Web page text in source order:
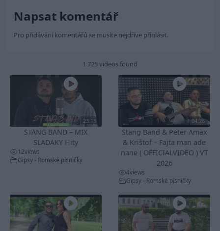
Napsat komentář
Pro přidávání komentářů se musíte nejdříve přihlásit.
1 725 videos found
23:15
STANG BAND – MIX
SLADAKY Hity
12views
Gipsy - Romské písničky
04:26
Stang Band & Peter Amax
& Krištof – Fajta man ade
nane ( OFFICIALVIDEO ) VT
2026
4views
Gipsy - Romské písničky